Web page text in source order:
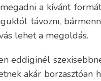
a kívánt
távozni,
lehet a megoldás.
eddiginél
akár borzasztóan